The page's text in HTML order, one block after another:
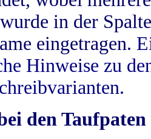
in der
eingetragen.
Hinweise zu
den Taufpaten